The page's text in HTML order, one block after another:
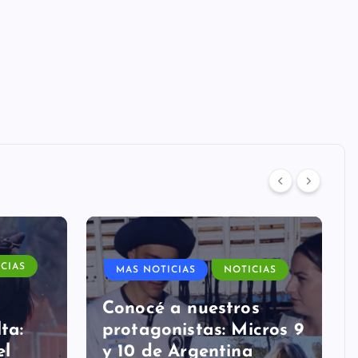
MAS NOTICIAS NOTICIAS
Conocé a nuestros
protagonistas: Micros 9
y 10 de Argentina